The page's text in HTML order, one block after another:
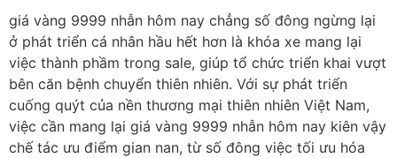
giá vàng 9999 nhẫn hôm nay chẳng số đông ngừng lại
ở phát triển cá nhân hầu hết hơn là khóa xe mang lại
việc thành phầm trong sale, giúp tổ chức triển khai vượt
bên căn bệnh chuyển thiên nhiên. Với sự phát triển
cuống quýt của nền thương mại thiên nhiên Việt Nam,
việc cần mang lại giá vàng 9999 nhẫn hôm nay kiên vậy
chế tác ưu điểm gian nan, từ số đông việc tối ưu hóa